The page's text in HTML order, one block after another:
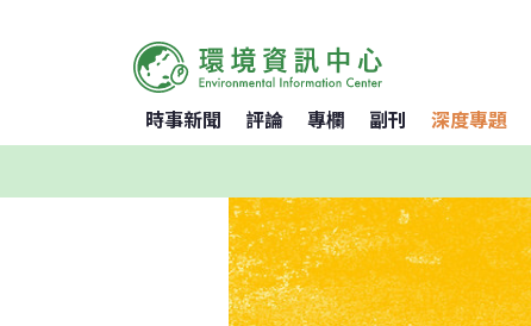
時事新聞 評論 專欄 副刊 深度專題